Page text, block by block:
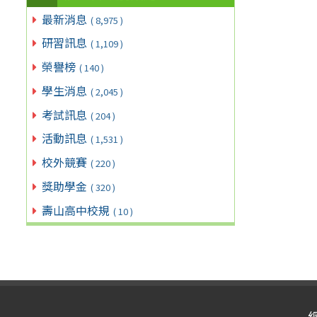
最新消息 ( 8,975 )
研習訊息 ( 1,109 )
榮譽榜 ( 140 )
學生消息 ( 2,045 )
考試訊息 ( 204 )
活動訊息 ( 1,531 )
校外競賽 ( 220 )
獎助學金 ( 320 )
壽山高中校規 ( 10 )